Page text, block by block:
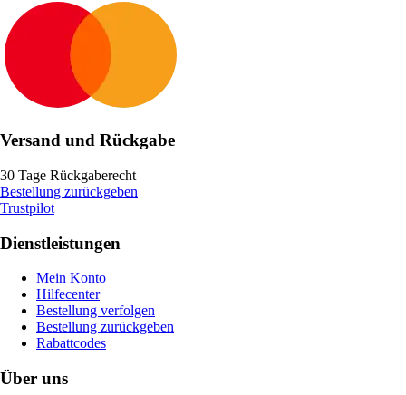
Versand und Rückgabe
30 Tage Rückgaberecht
Bestellung zurückgeben
Trustpilot
Dienstleistungen
Mein Konto
Hilfecenter
Bestellung verfolgen
Bestellung zurückgeben
Rabattcodes
Über uns